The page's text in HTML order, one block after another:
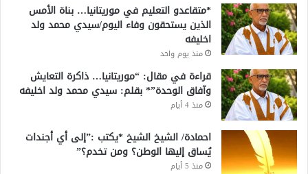
*متقاعدو التعليم في موريتانيا… بناة الأمس
الذين يستحقون وفاء اليوم/سيدي محمد ولد
اخليفه
منذ يوم واحد
قراءة في مقال: “موريتانيا… ذاكرة التعايش
وآفاق الوحدة”* بقلم: سيدي محمد ولد اخليفه
منذ 4 أيام
احمادة/ الشيخ الشيخ *يكتب :”إلى أي أجندات
يُساق إليها الوطن؟ ومن تخدم؟”
منذ 5 أيام